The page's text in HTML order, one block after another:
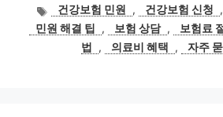
태
그
건강보험 민원 , 건강보험 신청 ,
민원 해결 팁
, 보험 상담 , 보험료
법
, 의료비 혜택 , 자주